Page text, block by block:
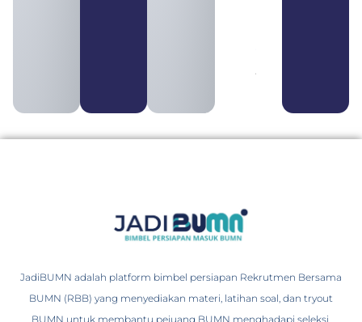
August 3, 2026
JadiBUMN adalah platform bimbel persiapan Rekrutmen Bersama
BUMN (RBB) yang menyediakan materi, latihan soal, dan tryout
BUMN untuk membantu pejuang BUMN menghadapi seleksi.